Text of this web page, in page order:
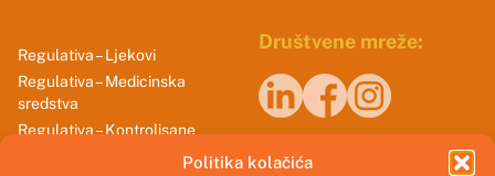
Politika kolačića
Regulativa – Ljekovi
Regulativa – Medicinska
sredstva
Regulativa – Kontrolisane
Društvene mreže: